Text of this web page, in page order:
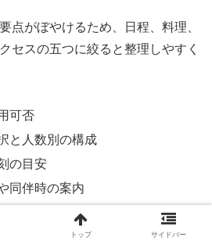
点がぼやけるため、日程、料理、
セスの五つに絞ると整理しやすく
可否
と人数別の構成
の目安
同伴時の案内
定と歩行時間
路状況
トップ サイドバー